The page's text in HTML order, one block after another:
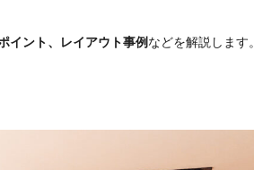
イント、レイアウト事例などを解説します。